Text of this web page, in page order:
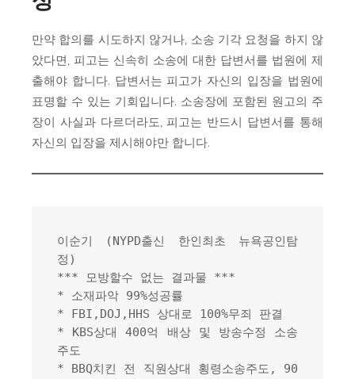
만약 합의를 시도하지 않거나, 소송 기각 요청을 하지 않
았다면, 피고는 신속히 소송에 대한 답변서를 법원에 제
출해야 합니다. 답변서는 피고가 자신의 입장을 법원에
표명할 수 있는 기회입니다. 소송장에 포함된 원고의 주
장이 사실과 다르더라도, 피고는 반드시 답변서를 통해
자신의 입장을 제시해야만 합니다.
이순기 (NYPD출신 한인최초 뉴욕공인탐
정)
*** 모방할수 없는 결과물 ***
* 소재파악 99%성공률
* FBI,DOJ,HHS 상대로 100%무죄 판결
* KBS상대 400억 배상 및 방송수정 소송
주도
* BBQ치킨 전 직원상대 횡령소송주도, 90